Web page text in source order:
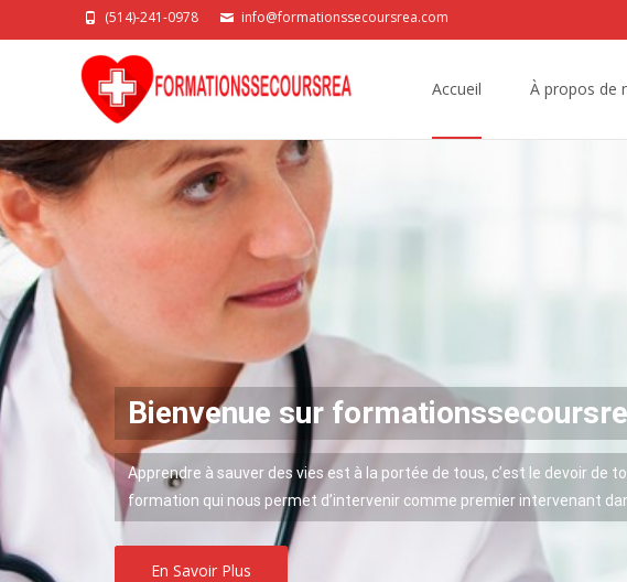
(514)-241-0978 info@formationssecoursrea.com
Accueil À propos de
Bienvenue sur
Apprendre à sauver des vies est à la portée de tous, c’est le devoir de
formation qui nous permet d’intervenir comme premier intervenant
En Savoir Plus